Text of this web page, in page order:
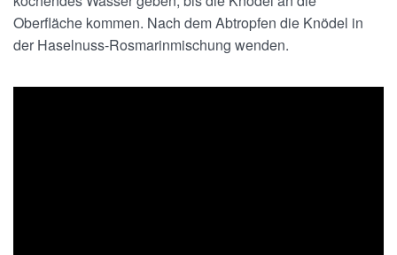
Bergmilch Südtirol
Oberfläche kommen. Nach dem Abtropfen die Knödel in
der Haselnuss-Rosmarinmischung wenden.